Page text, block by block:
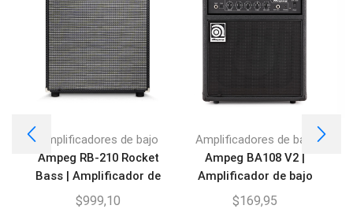
Amplificadores de bajo
Ampeg RB-210 Rocket
Bass | Amplificador de
Bajo
$999,10
Amplificadores de bajo
Ampeg BA108 V2 |
Amplificador de bajo
$169,95